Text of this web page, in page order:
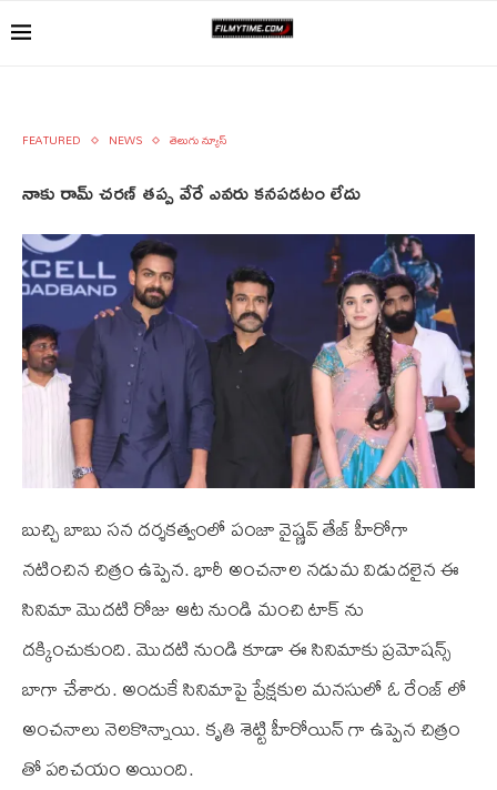
FEATURED NEWS తెలుగు న్యూస్
నాకు రామ్ చరణ్ తప్ప వేరే ఎవరు కనపడటం లేదు
బుచ్చి బాబు సన దర్శకత్వంలో పంజా వైష్ణవ్ తేజ్ హీరోగా
నటించిన చిత్రం ఉప్పెన. భారీ అంచనాల నడుమ విడుదలైన ఈ
సినిమా మొదటి రోజు ఆట నుండి మంచి టాక్ ను
దక్కించుకుంది. మొదటి నుండి కూడా ఈ సినిమాకు ప్రమోషన్స్
బాగా చేశారు. అందుకే సినిమాపై ప్రేక్షకుల మనసులో ఓ రేంజ్ లో
అంచనాలు నెలకొన్నాయి. కృతి శెట్టి హీరోయిన్ గా ఉప్పెన చిత్రం
తో పరిచయం అయింది.